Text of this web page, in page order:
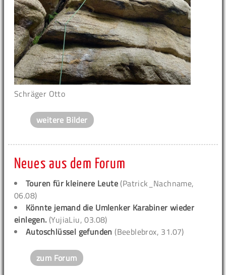
Schräger Otto
weitere Bilder
Neues aus dem Forum
Touren für kleinere Leute (Patrick_Nachname,
06.08)
Könnte jemand die Umlenker Karabiner wieder
einlegen. (YujiaLiu, 03.08)
Autoschlüssel gefunden (Beeblebrox, 31.07)
zum Forum